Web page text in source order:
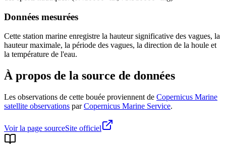
Données mesurées
Cette station marine enregistre la hauteur significative des vagues, la
hauteur maximale, la période des vagues, la direction de la houle et
la température de l'eau.
À propos de la source de données
Les observations de cette bouée proviennent de Copernicus Marine
satellite observations par Copernicus Marine Service.
Voir la page sourceSite officiel